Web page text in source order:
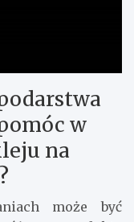
w
na
może być